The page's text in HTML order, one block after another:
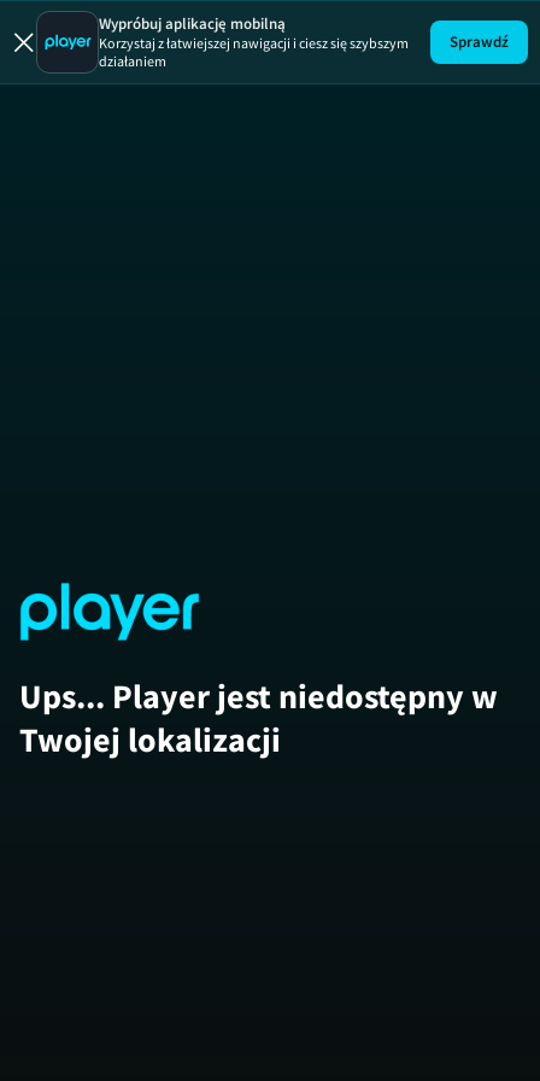
Bękart
Wypróbuj aplikację mobilną
Korzystaj z łatwiejszej nawigacji i ciesz się szybszym
działaniem
Sprawdź
Ups... Player jest niedostępny w
Twojej lokalizacji